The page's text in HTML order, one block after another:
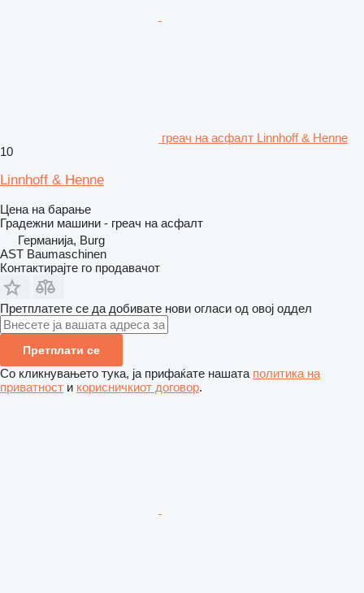
греач на асфалт Linnhoff & Henne
10
Linnhoff & Henne
Цена на барање
Градежни машини - греач на асфалт
Германија, Burg
AST Baumaschinen
Контактирајте го продавачот
Претплатете се да добивате нови огласи од овој оддел
Претплати се
Со кликнувањето тука, ја прифаќате нашата политика на
приватност и корисничкиот договор.